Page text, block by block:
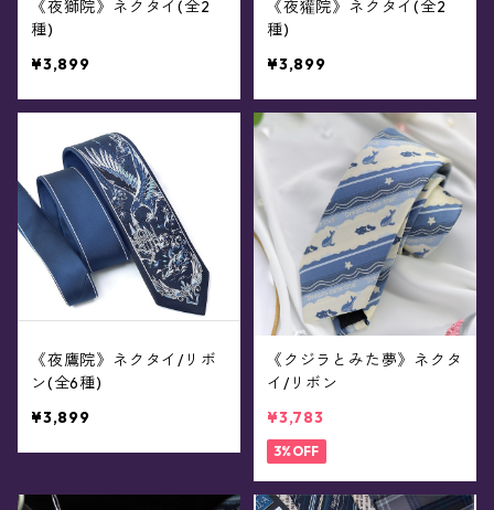
《夜獅院》ネクタイ(全2
種)
¥3,899
《夜獾院》ネクタイ(全2
種)
¥3,899
《夜鷹院》ネクタイ/リボ
ン(全6種)
¥3,899
《クジラとみた夢》ネクタ
イ/リボン
¥3,783
3%OFF